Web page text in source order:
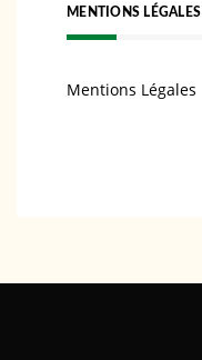
MENTIONS LÉGALES
Mentions Légales